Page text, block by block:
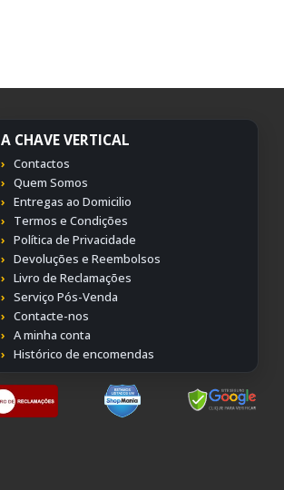
A CHAVE VERTICAL
Contactos
Quem Somos
Entregas ao Domicilio
Termos e Condições
Política de Privacidade
Devoluções e Reembolsos
Livro de Reclamações
Serviço Pós-Venda
Contacte-nos
A minha conta
Histórico de encomendas